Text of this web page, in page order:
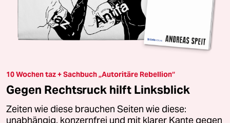
10 Wochen taz + Sachbuch „Autoritäre Rebellion“
Gegen Rechtsruck hilft Linksblick
Zeiten wie diese brauchen Seiten wie diese:
unabhängig, konzernfrei und mit klarer Kante gegen